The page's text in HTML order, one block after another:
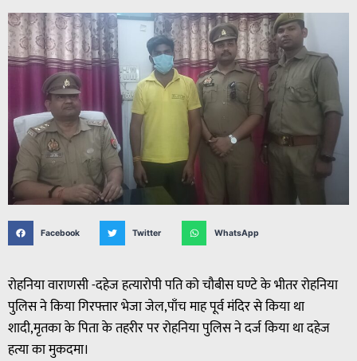
Facebook Twitter WhatsApp
रोहनिया वाराणसी -दहेज हत्यारोपी पति को चौबीस घण्टे के भीतर रोहनिया
पुलिस ने किया गिरफ्तार भेजा जेल,पाँच माह पूर्व मंदिर से किया था
शादी,मृतका के पिता के तहरीर पर रोहनिया पुलिस ने दर्ज किया था दहेज
हत्या का मुकदमा।